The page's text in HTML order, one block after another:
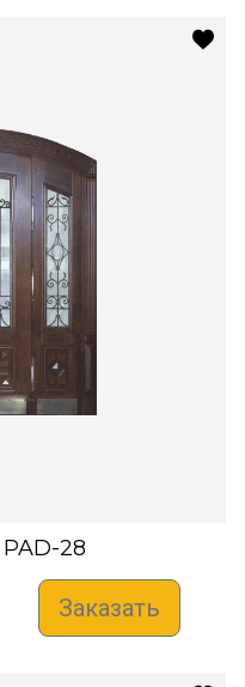
PAD-28
Заказать